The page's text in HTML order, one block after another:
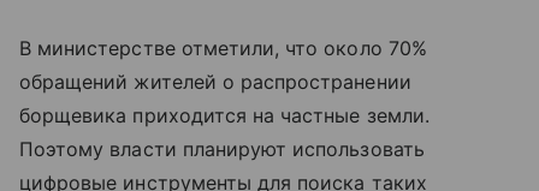
В министерстве отметили, что около 70%
обращений жителей о распространении
борщевика приходится на частные земли.
Поэтому власти планируют использовать
цифровые инструменты для поиска таких